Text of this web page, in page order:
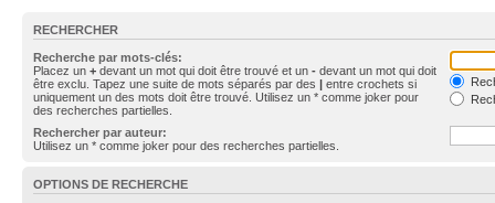
RECHERCHER
Recherche par mots-clés:
Placez un + devant un mot qui doit être trouvé et un - devant un mot qui doit
être exclu. Tapez une suite de mots séparés par des | entre crochets si
uniquement un des mots doit être trouvé. Utilisez un * comme joker pour
des recherches partielles.
Rechercher par auteur:
Utilisez un * comme joker pour des recherches partielles.
OPTIONS DE RECHERCHE